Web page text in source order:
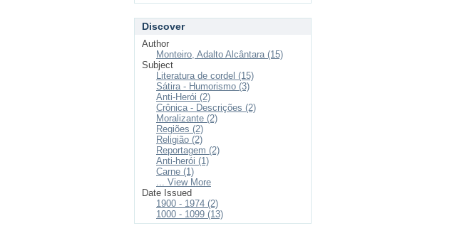
Discover
Author
Monteiro, Adalto Alcântara (15)
Subject
Literatura de cordel (15)
Sátira - Humorismo (3)
Anti-Herói (2)
Crônica - Descrições (2)
Moralizante (2)
Regiões (2)
Religião (2)
Reportagem (2)
Anti-herói (1)
Carne (1)
... View More
Date Issued
1900 - 1974 (2)
1000 - 1099 (13)